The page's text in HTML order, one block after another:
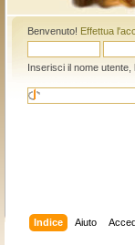
Benvenuto! Effettua
Inserisci il nome
Indice Aiuto